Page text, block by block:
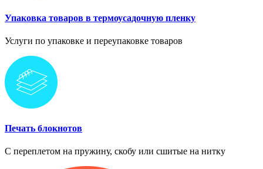
Упаковка товаров в термоусадочную пленку
Услуги по упаковке и переупаковке товаров
Печать блокнотов
С переплетом на пружину, скобу или сшитые на нитку